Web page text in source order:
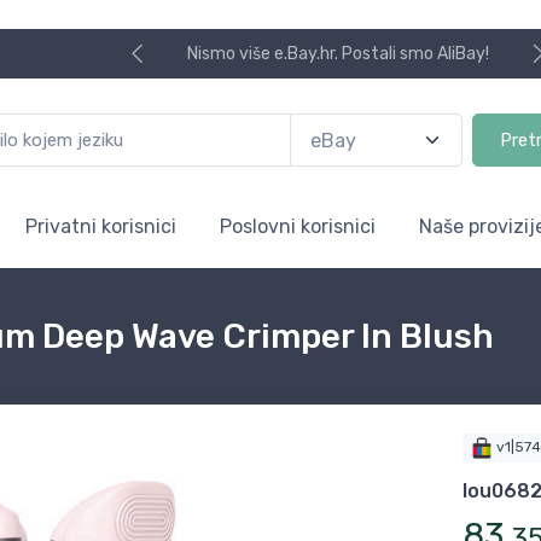
Nismo više e.Bay.hr. Postali smo AliBay!
Privatni korisnici Poslovni korisnici Naše
Deep Wave Crimper In Blush
lou0682